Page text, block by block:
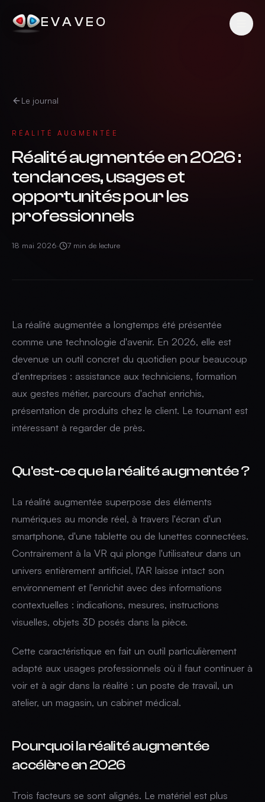
EVAVEO
Le journal
RÉALITÉ AUGMENTÉE
Réalité augmentée en 2026 :
tendances, usages et
opportunités pour les
professionnels
18 mai 2026· 7 min de lecture
La réalité augmentée a longtemps été présentée
comme une technologie d'avenir. En 2026, elle est
devenue un outil concret du quotidien pour beaucoup
d'entreprises : assistance aux techniciens, formation
aux gestes métier, parcours d'achat enrichis,
présentation de produits chez le client. Le tournant est
intéressant à regarder de près.
Qu'est-ce que la réalité augmentée ?
La réalité augmentée superpose des éléments
numériques au monde réel, à travers l'écran d'un
smartphone, d'une tablette ou de lunettes connectées.
Contrairement à la VR qui plonge l'utilisateur dans un
univers entièrement artificiel, l'AR laisse intact son
environnement et l'enrichit avec des informations
contextuelles : indications, mesures, instructions
visuelles, objets 3D posés dans la pièce.
Cette caractéristique en fait un outil particulièrement
adapté aux usages professionnels où il faut continuer à
voir et à agir dans la réalité : un poste de travail, un
atelier, un magasin, un cabinet médical.
Pourquoi la réalité augmentée
accélère en 2026
Trois facteurs se sont alignés. Le matériel est plus